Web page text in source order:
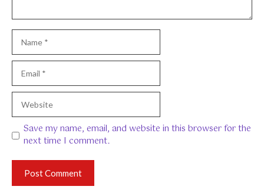
Save my name, email, and website in this browser for the
next time I comment.